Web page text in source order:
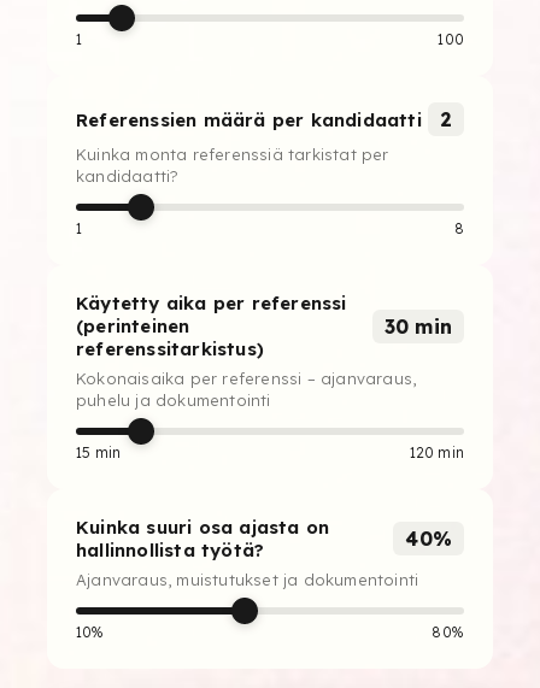
1 100
Referenssien määrä per kandidaatti 2
Kuinka monta referenssiä tarkistat per
kandidaatti?
1 8
Käytetty aika per referenssi
(perinteinen
referenssitarkistus)
30 min
Kokonaisaika per referenssi – ajanvaraus,
puhelu ja dokumentointi
15 min 120 min
Kuinka suuri osa ajasta on
hallinnollista työtä?
40%
Ajanvaraus, muistutukset ja dokumentointi
10% 80%